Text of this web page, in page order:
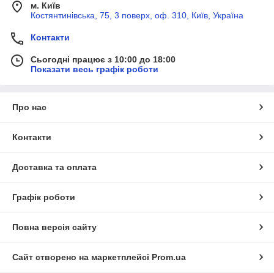
м. Київ
Костянтинівська, 75, 3 поверх, оф. 310, Київ, Україна
Контакти
Сьогодні працює з 10:00 до 18:00
Показати весь графік роботи
Про нас
Контакти
Доставка та оплата
Графік роботи
Повна версія сайту
Сайт створено на маркетплейсі Prom.ua